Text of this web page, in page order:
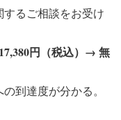
するご相談をお受け
円（税込）→ 無
到達度が分かる。